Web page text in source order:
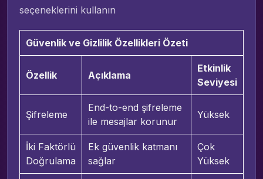
seçeneklerini kullanın
Güvenlik ve Gizlilik Özellikleri Özeti
Özellik Açıklama
Etkinlik
Seviyesi
Şifreleme
End-to-end şifreleme
ile mesajlar korunur
Yüksek
İki Faktörlü
Doğrulama
Ek güvenlik katmanı
sağlar
Çok
Yüksek